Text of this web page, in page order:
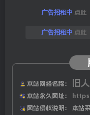
广告招租中 点此
广告招租中 点此
本站网络名称： 旧
本站永久网址：
网站侵权说明：
本站